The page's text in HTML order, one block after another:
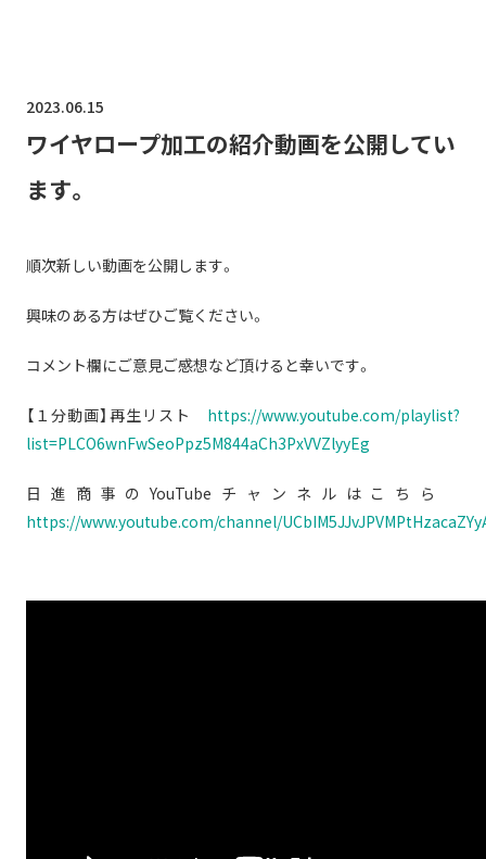
ワイヤロープ加工の紹介動画を公開してい
ます。
2023.06.15
順次新しい動画を公開します。
興味のある方はぜひご覧ください。
コメント欄にご意見ご感想など頂けると幸いです。
【１分動画】再生リスト https://www.youtube.com/playlist?
list=PLCO6wnFwSeoPpz5M844aCh3PxVVZlyyEg
日進商事のYouTubeチャンネルはこちら
https://www.youtube.com/channel/